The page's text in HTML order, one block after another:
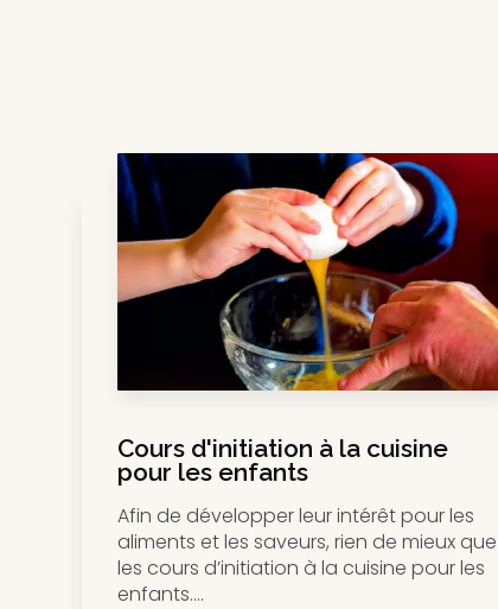
Cours d'initiation à la cuisine
pour les enfants
Afin de développer leur intérêt pour les
aliments et les saveurs, rien de mieux que
les cours d’initiation à la cuisine pour les
enfants....